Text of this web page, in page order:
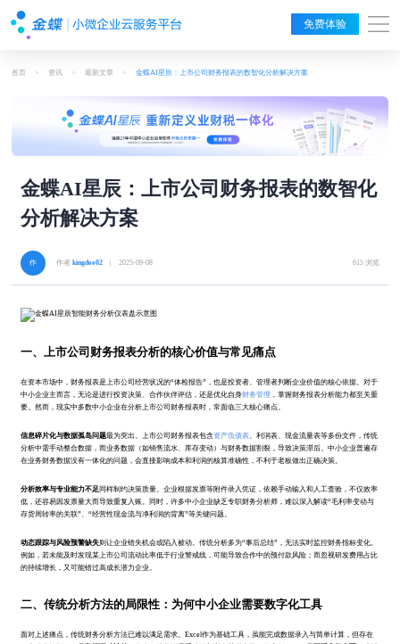
免费体验
首页 > 资讯 > 最新文章 > 金蝶AI星辰：上市公司财务报表的数智化分析解决方案
金蝶AI星辰：上市公司财务报表的数智化
分析解决方案
作者kingdee02 | 2025-09-08 615 浏览
一、上市公司财务报表分析的核心价值与常见痛点
在资本市场中，财务报表是上市公司经营状况的“体检报告”，也是投资者、管理者判断企业价值的核心依据。对于
中小企业主而言，无论是进行投资决策、合作伙伴评估，还是优化自身财务管理 ，掌握财务报表分析能力都至关重
要。然而，现实中多数中小企业在分析上市公司财务报表时，常面临三大核心痛点。
信息碎片化与数据孤岛问题最为突出。上市公司财务报表包含资产负债表、利润表、现金流量表等多份文件，传统
分析中需手动整合数据，而业务数据（如销售流水、库存变动）与财务数据割裂，导致决策滞后。中小企业普遍存
在业务财务数据没有一体化的问题，会直接影响成本和利润的核算准确性，不利于老板做出正确决策。
分析效率与专业能力不足同样制约决策质量。企业根据发票等附件录入凭证，依赖手动输入和人工查验，不仅效率
低，还容易因发票量大而导致重复入账。同时，许多中小企业缺乏专职财务分析师，难以深入解读“毛利率变动与
存货周转率的关联”、“经营性现金流与净利润的背离”等关键问题。
动态跟踪与风险预警缺失则让企业错失机会或陷入被动。传统分析多为“事后总结”，无法实时监控财务指标变化。
例如，若未能及时发现某上市公司流动比率低于行业警戒线，可能导致合作中的预付款风险；而忽视研发费用占比
的持续增长，又可能错过高成长潜力企业。
二、传统分析方法的局限性：为何中小企业需要数字化工具
面对上述痛点，传统财务分析方法已难以满足需求。Excel作为基础工具，虽能完成数据录入与简单计算，但存在